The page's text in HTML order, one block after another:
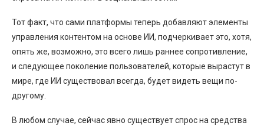
Тот факт, что сами платформы теперь добавляют элементы
управления контентом на основе ИИ, подчеркивает это, хотя,
опять же, возможно, это всего лишь раннее сопротивление,
и следующее поколение пользователей, которые вырастут в
мире, где ИИ существовал всегда, будет видеть вещи по-
другому.
В любом случае, сейчас явно существует спрос на средства